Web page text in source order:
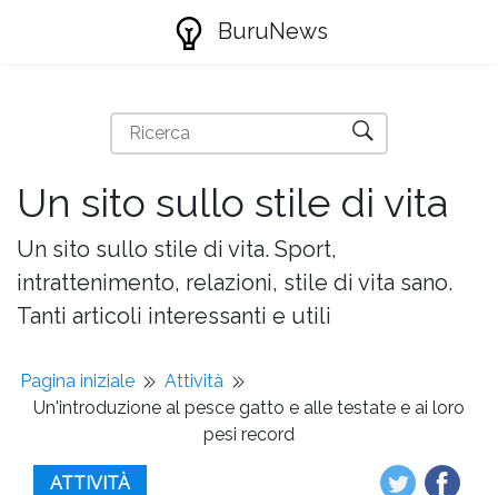
BuruNews
Un sito sullo stile di vita
Un sito sullo stile di vita. Sport,
intrattenimento, relazioni, stile di vita sano.
Tanti articoli interessanti e utili
Pagina iniziale
Attività
Un'introduzione al pesce gatto e alle testate e ai loro
pesi record
ATTIVITÀ